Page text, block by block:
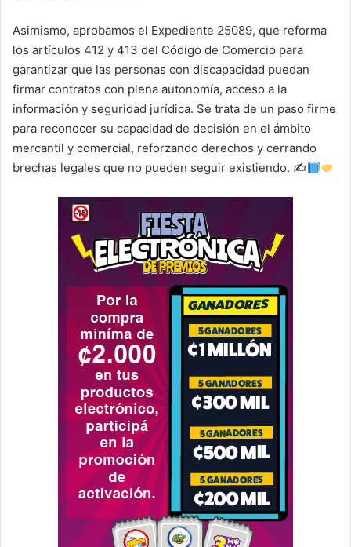
Asimismo, aprobamos el Expediente 25089, que reforma
los artículos 412 y 413 del Código de Comercio para
garantizar que las personas con discapacidad puedan
firmar contratos con plena autonomía, acceso a la
información y seguridad jurídica. Se trata de un paso firme
para reconocer su capacidad de decisión en el ámbito
mercantil y comercial, reforzando derechos y cerrando
brechas legales que no pueden seguir existiendo. ✍